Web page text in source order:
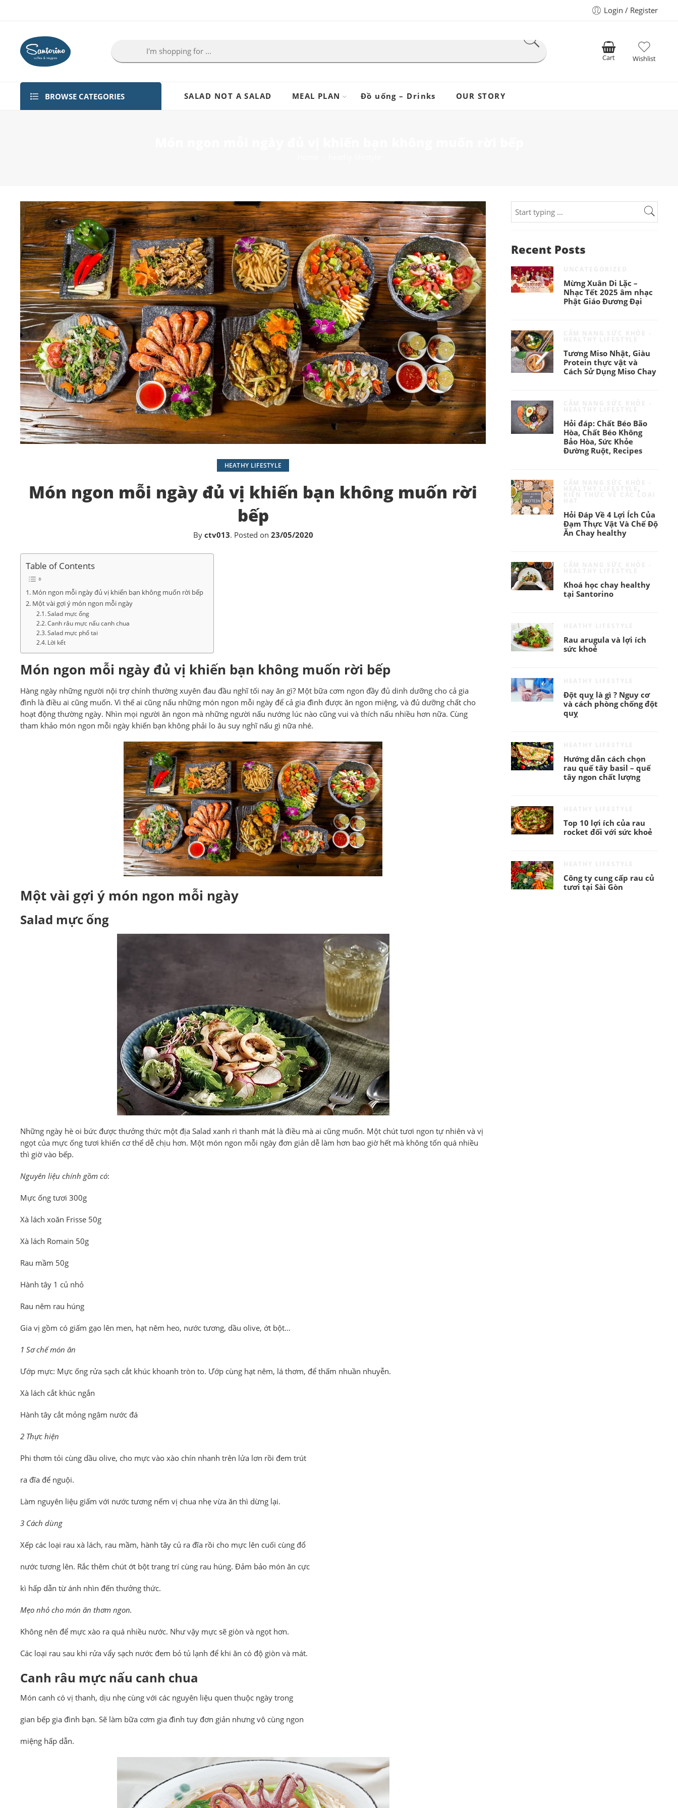
Login / Register
Cart Wishlist
BROWSE CATEGORIES SALAD NOT A SALAD MEAL PLAN Đồ uống – Drinks OUR STORY
HEATHY LIFESTYLE
Món ngon mỗi ngày đủ vị khiến bạn không muốn rời
bếp
By ctv013. Posted on 23/05/2020
Table of Contents
Món ngon mỗi ngày đủ vị khiến bạn không muốn rời bếp
Một vài gợi ý món ngon mỗi ngày
Salad mực ống
Canh râu mực nấu canh chua
Salad mực phổ tai
Lời kết
Món ngon mỗi ngày đủ vị khiến bạn không muốn rời bếp
Hàng ngày những người nội trợ chính thường xuyên đau đầu nghĩ tối nay ăn gì? Một bữa cơm ngon đầy đủ dinh dưỡng cho cả gia
đình là điều ai cũng muốn. Vì thế ai cũng nấu những món ngon mỗi ngày để cả gia đình được ăn ngon miệng, và đủ dưỡng chất cho
hoạt động thường ngày. Nhìn mọi người ăn ngon mà những người nấu nướng lúc nào cũng vui và thích nấu nhiều hơn nữa. Cùng
tham khảo món ngon mỗi ngày khiến bạn không phải lo âu suy nghĩ nấu gì nữa nhé.
Một vài gợi ý món ngon mỗi ngày
Salad mực ống
Những ngày hè oi bức được thưởng thức một địa Salad xanh rì thanh mát là điều mà ai cũng muốn. Một chút tươi ngon tự nhiên và vị
ngọt của mực ống tươi khiến cơ thể dễ chịu hơn. Một món ngon mỗi ngày đơn giản dễ làm hơn bao giờ hết mà không tốn quá nhiều
thì giờ vào bếp.
Nguyên liệu chính gồm có:
Mực ống tươi 300g
Xà lách xoăn Frisse 50g
Xà lách Romain 50g
Rau mầm 50g
Hành tây 1 củ nhỏ
Rau nêm rau húng
Gia vị gồm có giấm gạo lên men, hạt nêm heo, nước tương, dầu olive, ớt bột…
1 Sơ chế món ăn
Ướp mực: Mực ống rửa sạch cắt khúc khoanh tròn to. Ướp cùng hạt nêm, lá thơm, để thấm nhuần nhuyễn.
Xà lách cắt khúc ngắn
Hành tây cắt mỏng ngâm nước đá
2 Thực hiện
Phi thơm tỏi cùng dầu olive, cho mực vào xào chín nhanh trên lửa lơn rồi đem trút
ra đĩa để nguội.
Làm nguyên liệu giấm với nước tương nếm vị chua nhẹ vừa ăn thì dừng lại.
3 Cách dùng
Xếp các loại rau xà lách, rau mầm, hành tây củ ra đĩa rồi cho mực lên cuối cùng đổ
nước tương lên. Rắc thêm chút ớt bột trang trí cùng rau húng. Đảm bảo món ăn cực
kì hấp dẫn từ ánh nhìn đến thưởng thức.
Mẹo nhỏ cho món ăn thơm ngon.
Không nên để mực xào ra quá nhiều nước. Như vậy mực sẽ giòn và ngọt hơn.
Các loại rau sau khi rửa vẩy sạch nước đem bỏ tủ lạnh để khi ăn có độ giòn và mát.
Canh râu mực nấu canh chua
Món canh có vị thanh, dịu nhẹ cùng với các nguyên liệu quen thuộc ngày trong
gian bếp gia đình bạn. Sẽ làm bữa cơm gia đình tuy đơn giản nhưng vô cùng ngon
miệng hấp dẫn.
Recent Posts
Mừng Xuân Di Lặc –
Nhạc Tết 2025 âm nhạc
Phật Giáo Đương Đại
Tương Miso Nhật, Giàu
Protein thực vật và
Cách Sử Dụng Miso Chay
Hỏi đáp: Chất Béo Bão
Hòa, Chất Béo Không
Bảo Hòa, Sức Khỏe
Đường Ruột, Recipes
,
KIẾN THỨC VỀ CÁC LOẠI
Hỏi Đáp Về 4 Lợi Ích Của
Đạm Thực Vật Và Chế Độ
Ăn Chay healthy
Khoá học chay healthy
tại Santorino
Rau arugula và lợi ích
sức khoẻ
Đột quỵ là gì ? Nguy cơ
và cách phòng chống đột
quỵ
Hướng dẫn cách chọn
rau quế tây basil – quế
tây ngon chất lượng
Top 10 lợi ích của rau
rocket đối với sức khoẻ
Công ty cung cấp rau củ
tươi tại Sài Gòn